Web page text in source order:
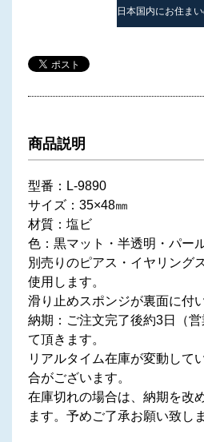
日本国内にお住ま
商品説明
型番：L-9890
サイズ：35×48㎜
材質：塩ビ
色：黒マット・半透明・パー
別売りのピアス・イヤリング
使用します。
滑り止めスポンジが裏面に付
納期：ご注文完了後約3日（
て頂きます。
リアルタイム在庫が変動して
合がございます。
在庫切れの場合は、納期を改
ます。予めご了承お願い致し